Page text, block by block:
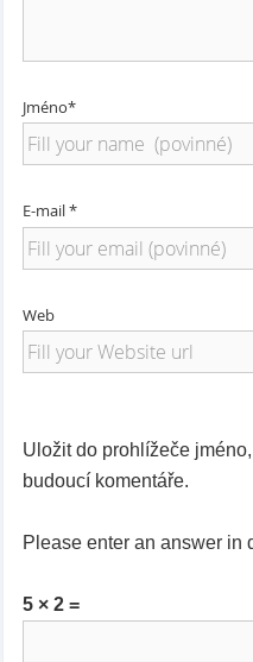
Jméno*
E-mail *
Web
Uložit do prohlížeče
budoucí komentáře.
Please enter an answer in
5 × 2 =